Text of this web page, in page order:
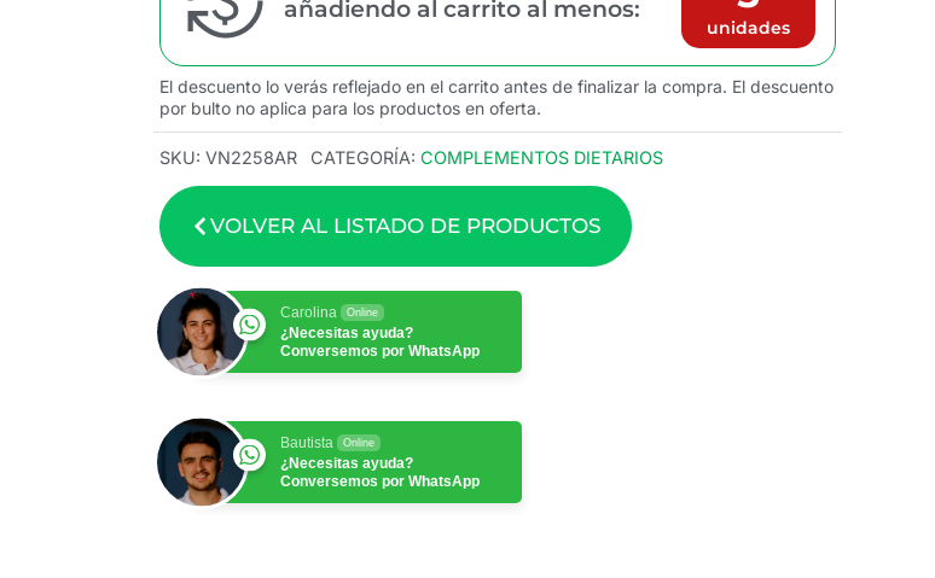
añadiendo al carrito al menos:
unidades
El descuento lo verás reflejado en el carrito antes de finalizar la compra. El descuento
por bulto no aplica para los productos en oferta.
SKU: VN2258AR CATEGORÍA: COMPLEMENTOS DIETARIOS
VOLVER AL LISTADO DE PRODUCTOS
Carolina Online
¿Necesitas ayuda?
Conversemos por WhatsApp
Bautista Online
¿Necesitas ayuda?
Conversemos por WhatsApp